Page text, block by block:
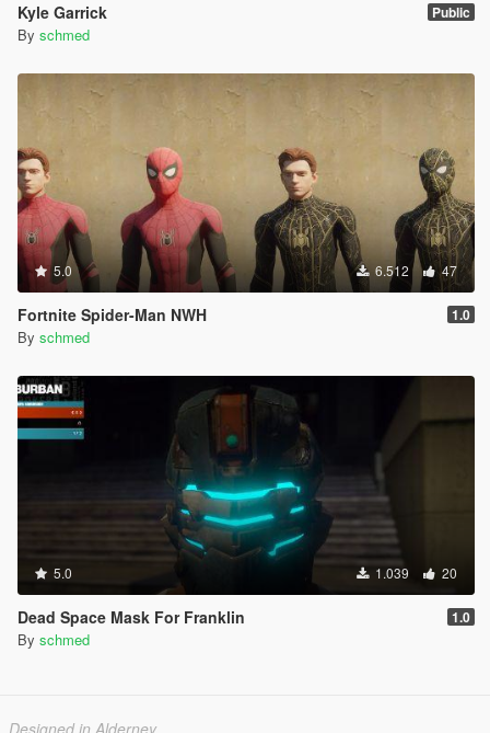
Kyle Garrick Public
By schmed
5.0 6.512 47
Fortnite Spider-Man NWH 1.0
By schmed
5.0 1.039 20
Dead Space Mask For Franklin 1.0
By schmed